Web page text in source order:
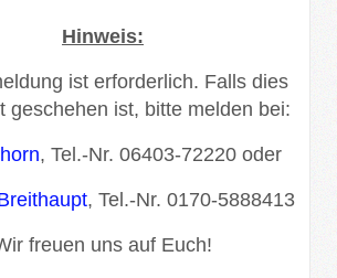
Hinweis:
ist erforderlich. Falls dies
geschehen ist, bitte melden bei:
, Tel.-Nr. 06403-72220 oder
, Tel.-Nr. 0170-5888413
freuen uns auf Euch!